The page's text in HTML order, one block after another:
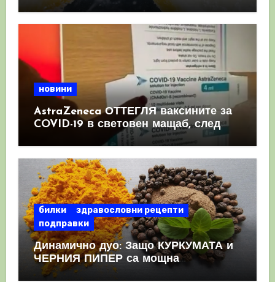
имунната система
новини
AstraZeneca ОТТЕГЛЯ ваксините за
COVID-19 в световен мащаб, след
като призна, че те причиняват
билки
здравословни рецепти
подправки
Динамично дуо: Защо КУРКУМАТА и
ЧЕРНИЯ ПИПЕР са мощна
комбинация